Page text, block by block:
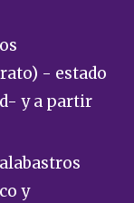
- estado
y a partir
y